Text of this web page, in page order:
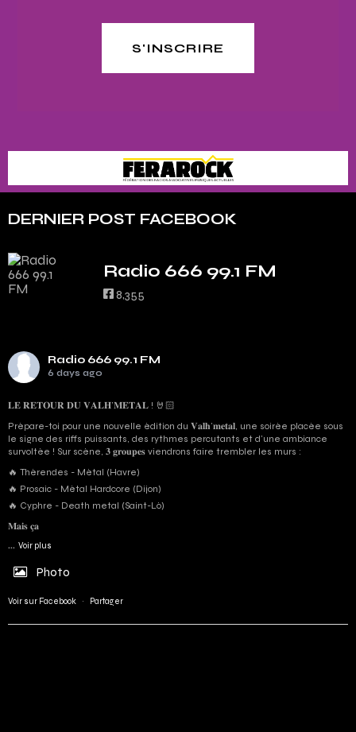
S'INSCRIRE
DERNIER POST FACEBOOK
Radio 666 99.1 FM
8,355
Radio 666 99.1 FM
6 days ago
𝐋𝐄 𝐑𝐄𝐓𝐎𝐔𝐑 𝐃𝐔 𝐕𝐀𝐋𝐇’𝐌𝐄𝐓𝐀𝐋 ! 🤘🏻
Prépare-toi pour une nouvelle édition du 𝐕𝐚𝐥𝐡’𝐦𝐞𝐭𝐚𝐥, une soirée placée sous
le signe des riffs puissants, des rythmes percutants et d'une ambiance
survoltée ! Sur scène, 𝟑 𝐠𝐫𝐨𝐮𝐩𝐞𝐬 viendrons faire trembler les murs :
🔥 Thérendes - Métal (Havre)
🔥 Prosaic - Métal Hardcore (Dijon)
🔥 Cyphre - Death metal (Saint-Lô)
𝐌𝐚𝐢𝐬 𝐜̧𝐚
... Voir plus
Photo
Voir sur Facebook · Partager